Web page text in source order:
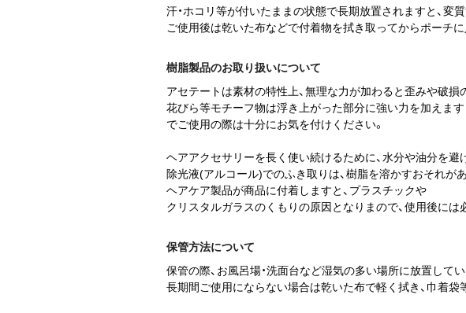
汗・ホコリ等が付いたままの状態で長期放置されますと、変
ご使用後は乾いた布などで付着物を拭き取ってからポーチに
樹脂製品のお取り扱いについて
アセテートは素材の特性上、無理な力が加わると歪みや破損
花びら等モチーフ物は浮き上がった部分に強い力を加えま
でご使用の際は十分にお気を付けください。
ヘアアクセサリーを長く使い続けるために、水分や油分を避
除光液(アルコール)でのふき取りは、樹脂を溶かすおそれが
ヘアケア製品が商品に付着しますと、プラスチックや
クリスタルガラスのくもりの原因となりまので、使用後には
保管方法について
保管の際、お風呂場・洗面台など湿気の多い場所に放置して
長期間ご使用にならない場合は乾いた布で軽く拭き、巾着袋